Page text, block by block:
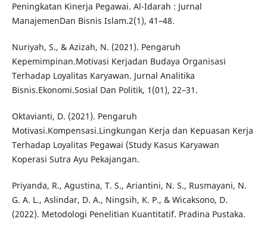
Peningkatan Kinerja Pegawai. Al-Idarah : Jurnal
ManajemenDan Bisnis Islam.2(1), 41–48.
Nuriyah, S., & Azizah, N. (2021). Pengaruh
Kepemimpinan.Motivasi Kerjadan Budaya Organisasi
Terhadap Loyalitas Karyawan. Jurnal Analitika
Bisnis.Ekonomi.Sosial Dan Politik, 1(01), 22–31.
Oktavianti, D. (2021). Pengaruh
Motivasi.Kompensasi.Lingkungan Kerja dan Kepuasan Kerja
Terhadap Loyalitas Pegawai (Study Kasus Karyawan
Koperasi Sutra Ayu Pekajangan.
Priyanda, R., Agustina, T. S., Ariantini, N. S., Rusmayani, N.
G. A. L., Aslindar, D. A., Ningsih, K. P., & Wicaksono, D.
(2022). Metodologi Penelitian Kuantitatif. Pradina Pustaka.